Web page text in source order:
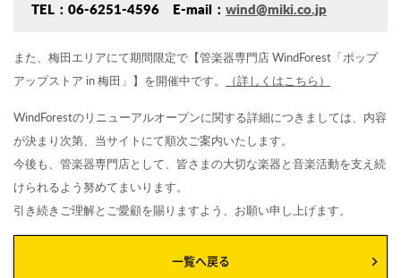
TEL：06-6251-4596 E-mail： wind@miki.co.jp
また、梅田エリアにて期間限定で【管楽器専門店 WindForest「ポップ
アップストア in 梅田」】を開催中です。
（詳しくはこちら）
WindForestのリニューアルオープンに関する詳細につきましては、内容
が決まり次第、当サイトにて順次ご案内いたします。
今後も、管楽器専門店として、皆さまの大切な楽器と音楽活動を支え続
けられるよう努めてまいります。
引き続きご理解とご愛顧を賜りますよう、お願い申し上げます。
一覧へ戻る